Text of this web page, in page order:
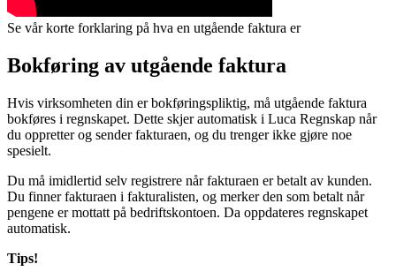
Se vår korte forklaring på hva en utgående faktura er
Bokføring av utgående faktura
Hvis virksomheten din er bokføringspliktig, må utgående faktura
bokføres i regnskapet. Dette skjer automatisk i Luca Regnskap når
du oppretter og sender fakturaen, og du trenger ikke gjøre noe
spesielt.
Du må imidlertid selv registrere når fakturaen er betalt av kunden.
Du finner fakturaen i fakturalisten, og merker den som betalt når
pengene er mottatt på bedriftskontoen. Da oppdateres regnskapet
automatisk.
Tips!